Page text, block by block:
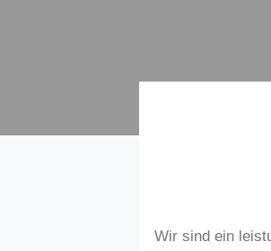
Wir sind ein